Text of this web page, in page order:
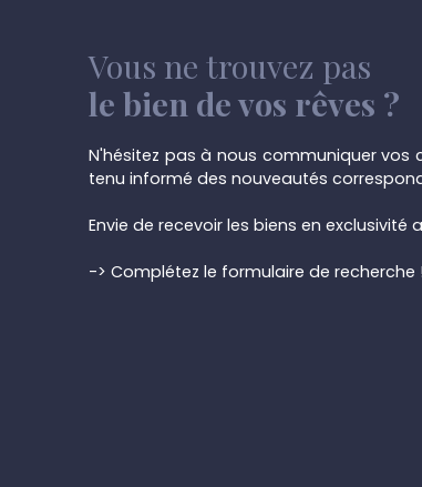
Vous ne trouvez pas
le bien de vos rêves ?
N'hésitez pas à nous communiquer vos
tenu informé des nouveautés
Envie de recevoir les biens en exclusivité
-> Complétez le formulaire de recherche !